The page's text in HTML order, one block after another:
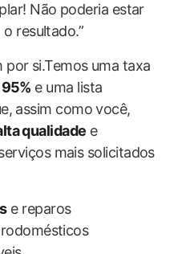
Não poderia estar
resultado.”
si.Temos uma taxa
95% e uma lista
assim como você,
qualidade e
mais solicitados
e reparos